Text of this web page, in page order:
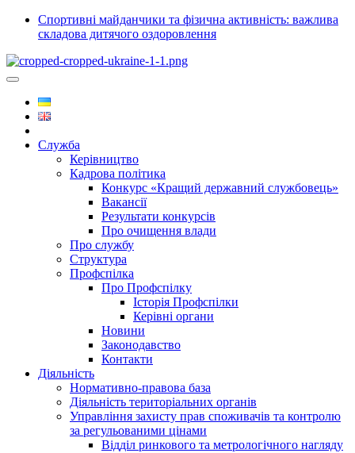
Спортивні майданчики та фізична активність: важлива
складова дитячого оздоровлення
Служба
Керівництво
Кадрова політика
Конкурс «Кращий державний службовець»
Вакансії
Результати конкурсів
Про очищення влади
Про службу
Структура
Профспілка
Про Профспілку
Історія Профспілки
Керівні органи
Новини
Законодавство
Контакти
Діяльність
Нормативно-правова база
Діяльність територіальних органів
Управління захисту прав споживачів та контролю
за регульованими цінами
Відділ ринкового та метрологічного нагляду